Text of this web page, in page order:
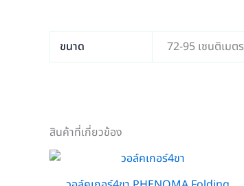
ขนาด 72-95 เซนติเมตร
สินค้าที่เกี่ยวข้อง